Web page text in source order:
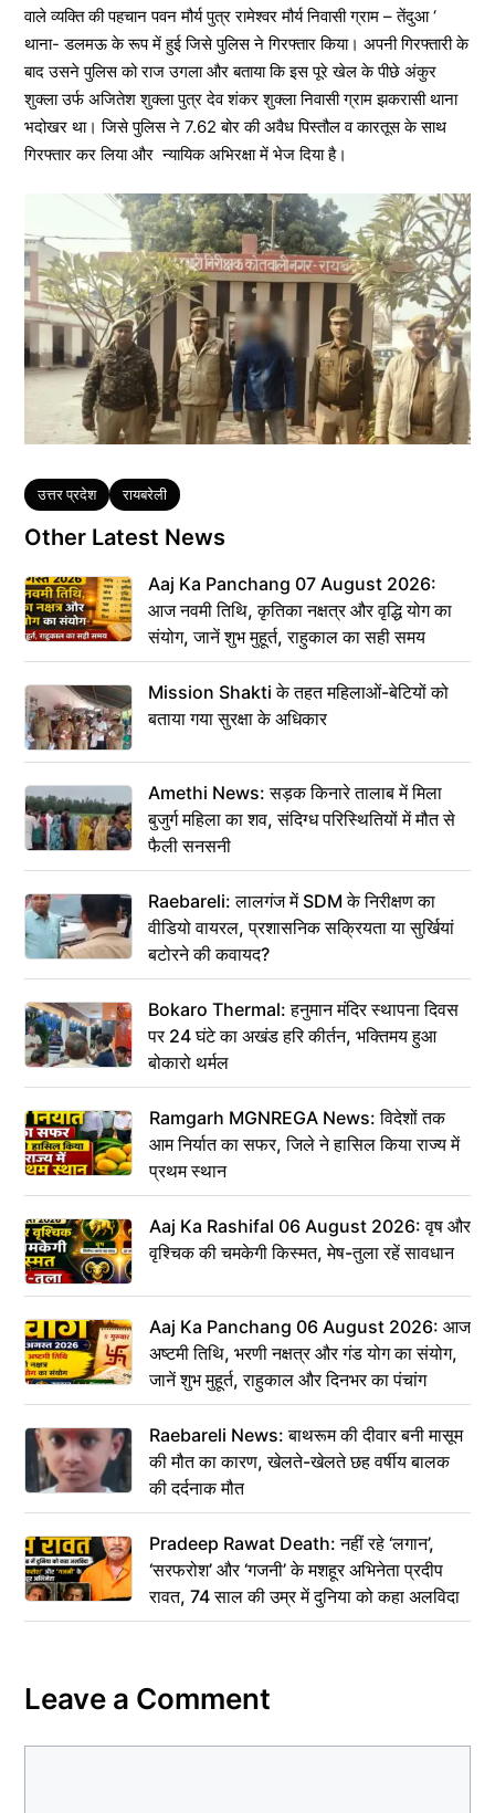
वाले व्यक्ति की पहचान पवन मौर्य पुत्र रामेश्वर मौर्य निवासी ग्राम – तेंदुआ ‘
थाना- डलमऊ के रूप में हुई जिसे पुलिस ने गिरफ्तार किया। अपनी गिरफ्तारी के
बाद उसने पुलिस को राज उगला और बताया कि इस पूरे खेल के पीछे अंकुर
शुक्ला उर्फ अजितेश शुक्ला पुत्र देव शंकर शुक्ला निवासी ग्राम झकरासी थाना
भदोखर था। जिसे पुलिस ने 7.62 बोर की अवैध पिस्तौल व कारतूस के साथ
गिरफ्तार कर लिया और न्यायिक अभिरक्षा में भेज दिया है।
Tags
उत्तर प्रदेश रायबरेली
Other Latest News
Aaj Ka Panchang 07 August 2026:
आज नवमी तिथि, कृतिका नक्षत्र और वृद्धि योग का
संयोग, जानें शुभ मुहूर्त, राहुकाल का सही समय
Mission Shakti के तहत महिलाओं-बेटियों को
बताया गया सुरक्षा के अधिकार
Amethi News: सड़क किनारे तालाब में मिला
बुजुर्ग महिला का शव, संदिग्ध परिस्थितियों में मौत से
फैली सनसनी
Raebareli: लालगंज में SDM के निरीक्षण का
वीडियो वायरल, प्रशासनिक सक्रियता या सुर्खियां
बटोरने की कवायद?
Bokaro Thermal: हनुमान मंदिर स्थापना दिवस
पर 24 घंटे का अखंड हरि कीर्तन, भक्तिमय हुआ
बोकारो थर्मल
Ramgarh MGNREGA News: विदेशों तक
आम निर्यात का सफर, जिले ने हासिल किया राज्य में
प्रथम स्थान
Aaj Ka Rashifal 06 August 2026: वृष और
वृश्चिक की चमकेगी किस्मत, मेष-तुला रहें सावधान
Aaj Ka Panchang 06 August 2026: आज
अष्टमी तिथि, भरणी नक्षत्र और गंड योग का संयोग,
जानें शुभ मुहूर्त, राहुकाल और दिनभर का पंचांग
Raebareli News: बाथरूम की दीवार बनी मासूम
की मौत का कारण, खेलते-खेलते छह वर्षीय बालक
की दर्दनाक मौत
Pradeep Rawat Death: नहीं रहे ‘लगान’,
‘सरफरोश’ और ‘गजनी’ के मशहूर अभिनेता प्रदीप
रावत, 74 साल की उम्र में दुनिया को कहा अलविदा
Leave a Comment